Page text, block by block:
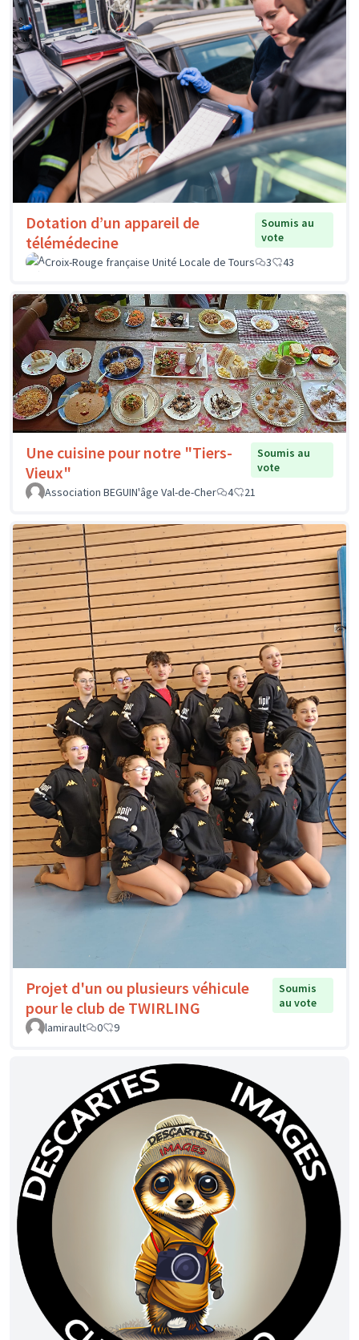
Dotation d’un appareil de
télémédecine
Soumis au
vote
Croix-Rouge française Unité Locale de Tours
3 43
Une cuisine pour notre "Tiers-
Vieux"
Soumis au
vote
Association BEGUIN'âge Val-de-Cher
4 21
Projet d'un ou plusieurs véhicule
pour le club de TWIRLING
Soumis
au vote
lamirault
0 9